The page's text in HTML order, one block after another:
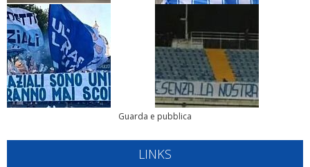
Guarda e pubblica
LINKS